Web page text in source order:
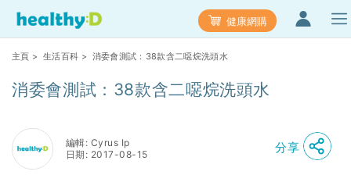
健康網購
主頁 > 生活百科 > 消委會測試：38款含二噁烷洗頭水
消委會測試：38款含二噁烷洗頭水
編輯: Cyrus Ip
日期: 2017-08-15
分享